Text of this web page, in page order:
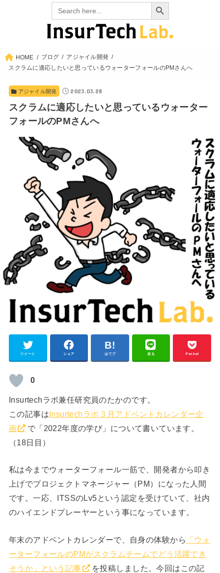
Search
for:
HOME ブログ
アジャイル開発
スクラムに適応したいと思っているウォーターフォールのPMさんへ
アジャイル開発 2023.03.28
スクラムに適応したいと思っているウォーター
フォールのPMさんへ
ツイート シェア はてブ 送る Pocket
0
Insurtechラボ兼任研究員のたかのです。
この記事はInsurtechラボ３月アドベントカレンダー企
画
で「2022年度の学び」について書いています。
（18日目）
私は今までウォーターフォール一筋で、開発者から叩き
上げでプロジェクトマネージャー（PM）になった人間
です。一応、ITSSのLv5という認定を受けていて、社内
のハイエンドプレーヤーという事になっています。
年末のアドベントカレンダーで、自身の体験から
「ウォ
ーターフォールのPMがスクラムチームでどう活躍でき
そうか」という記事
を投稿しました。今回はこの記